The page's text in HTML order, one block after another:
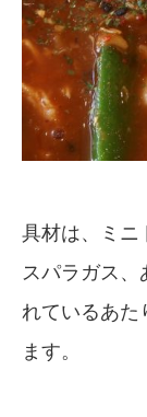
具材は、ミニ
スパラガス、
れているあた
ます。